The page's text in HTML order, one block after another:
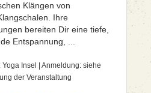
Klängen von
Ihre
bereiten Dir eine tiefe,
Entspannung, ...
Yoga Insel | Anmeldung: siehe
der Veranstaltung